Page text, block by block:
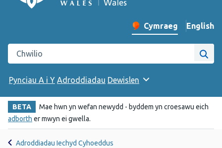
Newid iaith y wefan
Cymraeg English
–
Chwilio gwefan Iechyd Cyhoeddus Cymru
Pynciau A i Y Adroddiadau Dewislen
BETA
Mae hwn yn wefan newydd - byddem yn croesawu eich
adborth er mwyn ei gwella.
Adroddiadau Iechyd Cyhoeddus